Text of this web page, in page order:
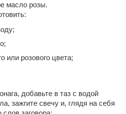
масло розы.
розового цвета;
добавьте в таз с водой
зажгите свечу и, глядя на себя